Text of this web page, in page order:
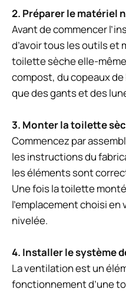
2. Préparer le matériel
Avant de commencer
d’avoir tous les outils et
toilette sèche elle-
compost, du copeaux
que des gants et des
3. Monter la toilette
Commencez par
les instructions du
les éléments sont
Une fois la toilette
l’emplacement choisi en
nivelée.
4. Installer le système
La ventilation est un
fonctionnement d’une